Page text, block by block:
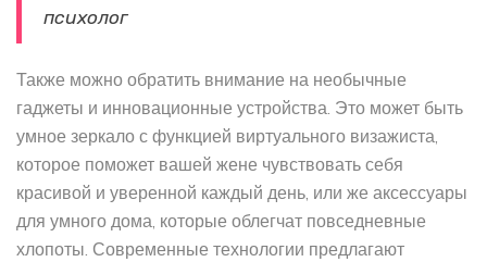
психолог
Также можно обратить внимание на необычные
гаджеты и инновационные устройства. Это может быть
умное зеркало с функцией виртуального визажиста,
которое поможет вашей жене чувствовать себя
красивой и уверенной каждый день, или же аксессуары
для умного дома, которые облегчат повседневные
хлопоты. Современные технологии предлагают